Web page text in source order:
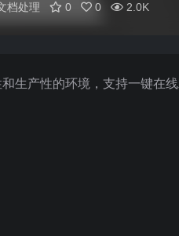
档处理 0 0 2.0K
生产性的环境，支持一键在